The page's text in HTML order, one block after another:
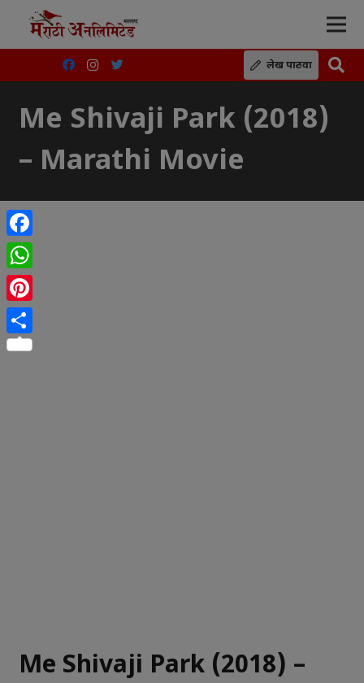
लेख पाठवा
Me Shivaji Park (2018)
– Marathi Movie
Me Shivaji Park (2018) –
Facebook
WhatsApp
Pinterest
Share